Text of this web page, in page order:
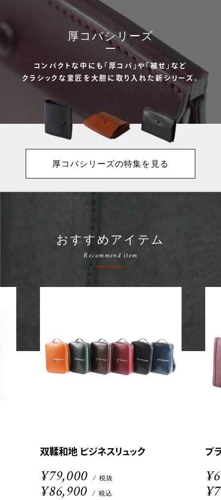
厚コバシリーズ
コンパクトな中にも「厚コバ」や「被せ」など
クラシックな意匠を大胆に取り入れた新シリーズ。
厚コバシリーズの特集を見る
おすすめアイテム
Recommend item
双鞣和地 ビジネスリュック
¥79,000 / 税抜
¥86,900 / 税込
ブ